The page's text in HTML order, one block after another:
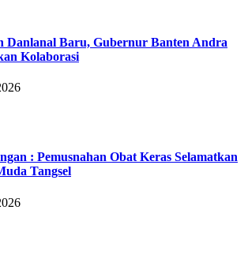
Danlanal Baru, Gubernur Banten Andra
Kolaborasi
: Pemusnahan Obat Keras Selamatkan
Tangsel